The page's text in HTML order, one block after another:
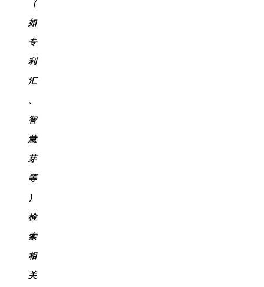
（
如
专
利
汇
、
智
慧
芽
等
）
检
索
相
关